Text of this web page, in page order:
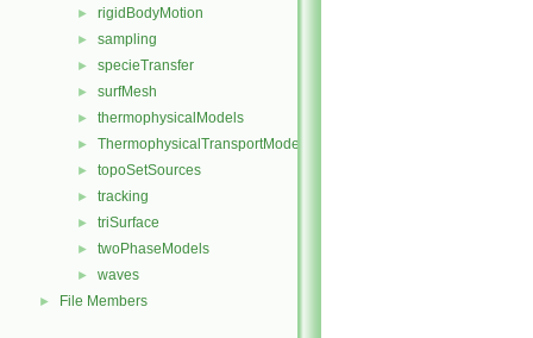
► rigidBodyMotion
► sampling
► specieTransfer
► surfMesh
► thermophysicalModels
► ThermophysicalTransportModels
► topoSetSources
► tracking
► triSurface
► twoPhaseModels
► waves
► File Members